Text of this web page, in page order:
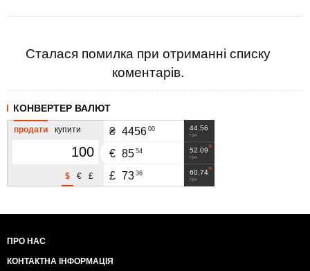
Сталася помилка при отриманні списку
коментарів.
КОНВЕРТЕР ВАЛЮТ
продати купити
£
€
$
44.56
грн
₴ 4456 00
52.09
грн
€ 85 54
60.74
грн
£ 73 36
ПРО НАС
КОНТАКТНА ІНФОРМАЦІЯ